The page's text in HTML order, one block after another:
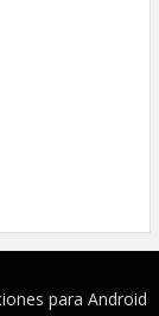
para Android